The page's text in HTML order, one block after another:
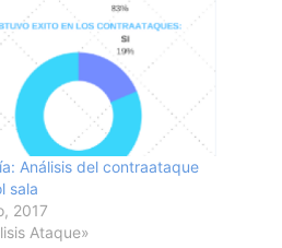
Análisis del contraataque
sala
2017
Ataque»